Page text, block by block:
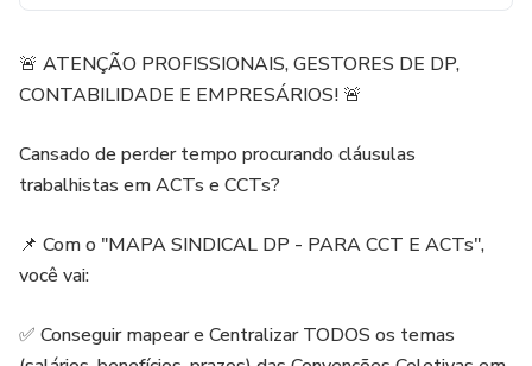
🚨 ATENÇÃO PROFISSIONAIS, GESTORES DE DP,
CONTABILIDADE E EMPRESÁRIOS! 🚨
Cansado de perder tempo procurando cláusulas
trabalhistas em ACTs e CCTs?
📌 Com o "MAPA SINDICAL DP - PARA CCT E ACTs",
você vai:
✅ Conseguir mapear e Centralizar TODOS os temas